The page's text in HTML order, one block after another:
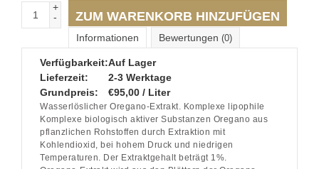
+
-
ZUM WARENKORB HINZUFÜGEN
Informationen Bewertungen (0)
Verfügbarkeit:Auf Lager
Lieferzeit:
2-3 Werktage
Grundpreis:
€95,00 / Liter
Wasserlöslicher Oregano-Extrakt. Komplexe lipophile
Komplexe biologisch aktiver Substanzen Oregano aus
pflanzlichen Rohstoffen durch Extraktion mit
Kohlendioxid, bei hohem Druck und niedrigen
Temperaturen. Der Extraktgehalt beträgt 1%.